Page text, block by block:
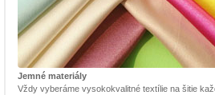
Jemné materiály
Vždy vyberáme vysokokvalitné textílie na šitie